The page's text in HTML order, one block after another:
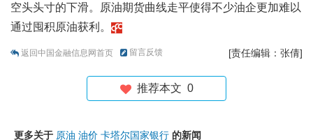
空头头寸的下滑。原油期货曲线走平使得不少油企更加难以
通过囤积原油获利。
返回中国金融信息网首页 留言反馈 [责任编辑：张倩]
推荐本文 0
更多关于 原油 油价 卡塔尔国家银行 的新闻